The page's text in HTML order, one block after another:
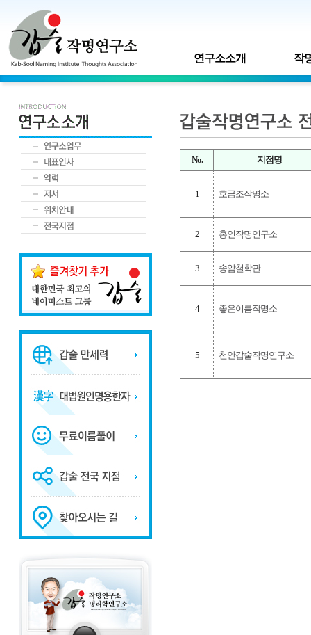
연구소소개 작
No. 지점명
1 호금조작명소
2 홍인작명연구소
3 송암철학관
4 좋은이름작명소
5 천안갑술작명연구소